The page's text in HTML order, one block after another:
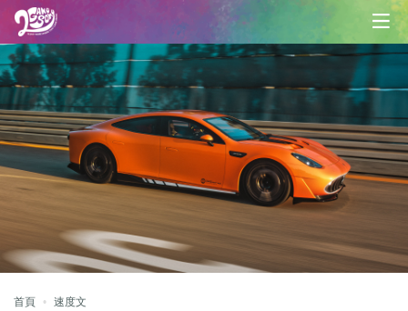
首頁 速度文